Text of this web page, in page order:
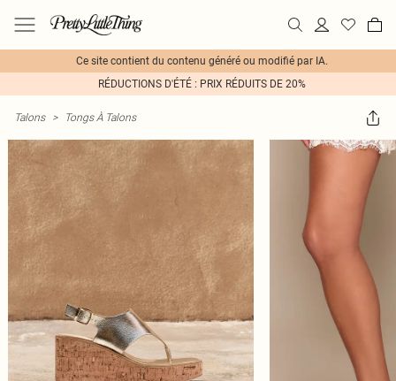
Ce site contient du contenu généré ou modifié par IA.
RÉDUCTIONS D'ÉTÉ : PRIX RÉDUITS DE 20%
Talons > Tongs À Talons